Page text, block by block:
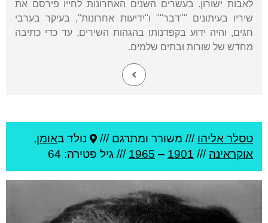
לאבות ישורון. בעשרים השנים האחרונות לחייו פירסם את
שיריו בעיתונים ""דבר"" ו"ידיעות אחרונות", בעיקר בערבי
חגים, והיה ידוע בקפדנותו בהגהות השירים, עד כדי כתיבה
מחדש של שורות ובתים שלמים.
טסלר אליהו /// משורר ומתרגם /// נולד באומן,
אוקראינה ///
1901
–
1965 /// גיל פטירה: 64